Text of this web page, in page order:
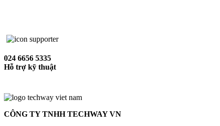
024 6656 5335
Hỗ trợ kỹ thuật
CÔNG TY TNHH TECHWAY VN